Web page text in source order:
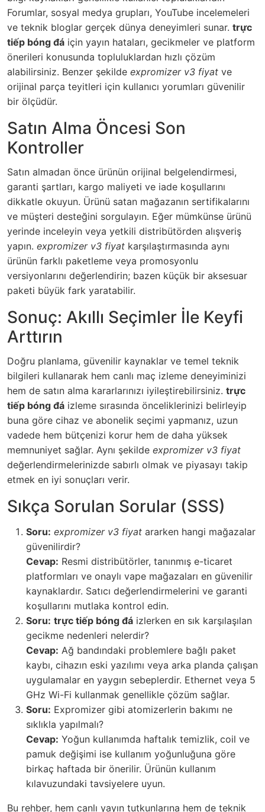
Forumlar, sosyal medya grupları, YouTube incelemeleri
ve teknik bloglar gerçek dünya deneyimleri sunar. trực
tiếp bóng đá için yayın hataları, gecikmeler ve platform
önerileri konusunda topluluklardan hızlı çözüm
alabilirsiniz. Benzer şekilde expromizer v3 fiyat ve
orijinal parça teyitleri için kullanıcı yorumları güvenilir
bir ölçüdür.
Satın Alma Öncesi Son
Kontroller
Satın almadan önce ürünün orijinal belgelendirmesi,
garanti şartları, kargo maliyeti ve iade koşullarını
dikkatle okuyun. Ürünü satan mağazanın sertifikalarını
ve müşteri desteğini sorgulayın. Eğer mümkünse ürünü
yerinde inceleyin veya yetkili distribütörden alışveriş
yapın. expromizer v3 fiyat karşılaştırmasında aynı
ürünün farklı paketleme veya promosyonlu
versiyonlarını değerlendirin; bazen küçük bir aksesuar
paketi büyük fark yaratabilir.
Sonuç: Akıllı Seçimler İle Keyfi
Arttırın
Doğru planlama, güvenilir kaynaklar ve temel teknik
bilgileri kullanarak hem canlı maç izleme deneyiminizi
hem de satın alma kararlarınızı iyileştirebilirsiniz. trực
tiếp bóng đá izleme sırasında önceliklerinizi belirleyip
buna göre cihaz ve abonelik seçimi yapmanız, uzun
vadede hem bütçenizi korur hem de daha yüksek
memnuniyet sağlar. Aynı şekilde expromizer v3 fiyat
değerlendirmelerinizde sabırlı olmak ve piyasayı takip
etmek en iyi sonuçları verir.
Sıkça Sorulan Sorular (SSS)
Soru: expromizer v3 fiyat ararken hangi mağazalar
güvenilirdir?
Cevap: Resmi distribütörler, tanınmış e-ticaret
platformları ve onaylı vape mağazaları en güvenilir
kaynaklardır. Satıcı değerlendirmelerini ve garanti
koşullarını mutlaka kontrol edin.
Soru: trực tiếp bóng đá izlerken en sık karşılaşılan
gecikme nedenleri nelerdir?
Cevap: Ağ bandındaki problemlere bağlı paket
kaybı, cihazın eski yazılımı veya arka planda çalışan
uygulamalar en yaygın sebeplerdir. Ethernet veya 5
GHz Wi-Fi kullanmak genellikle çözüm sağlar.
Soru: Expromizer gibi atomizerlerin bakımı ne
sıklıkla yapılmalı?
Cevap: Yoğun kullanımda haftalık temizlik, coil ve
pamuk değişimi ise kullanım yoğunluğuna göre
birkaç haftada bir önerilir. Ürünün kullanım
kılavuzundaki tavsiyelere uyun.
Bu rehber, hem canlı yayın tutkunlarına hem de teknik